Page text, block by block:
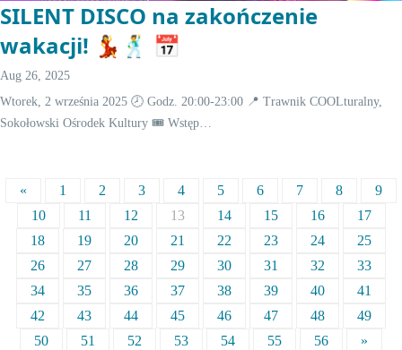
SILENT DISCO na zakończenie
wakacji! 💃🕺 📅
Aug 26, 2025
Wtorek, 2 września 2025 🕗 Godz. 20:00-23:00 📍 Trawnik COOLturalny,
Sokołowski Ośrodek Kultury 🎟️ Wstęp…
« 1 2 3 4 5 6 7 8
9
10
11 12 13 14 15 16
17
18
19 20 21 22 23 24
25
26
27 28 29 30 31 32
33
34
35 36 37 38 39 40
41
42
43 44 45 46 47 48
49
50
51 52 53 54 55 56 »